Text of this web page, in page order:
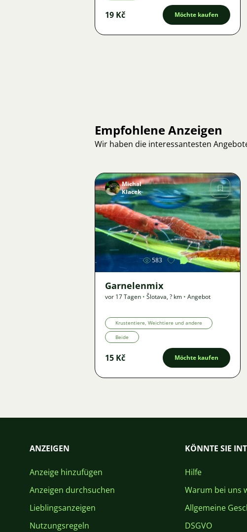
19 Kč Möchte kaufen
Empfohlene Anzeigen
Wir haben die interessantesten
Bild
Michal
Klacek
583 2
Garnelenmix
vor 17 Tagen • Šlotava,? km • Angebot
Krustentiere, Weichtiere und andere
Beide
15 Kč Möchte kaufen
ANZEIGEN
Anzeige hinzufügen
Anzeigen durchsuchen
Lieblingsanzeigen
Nutzungsregeln
KÖNNTE SIE
Hilfe
Warum bei uns
Allgemeine
DSGVO